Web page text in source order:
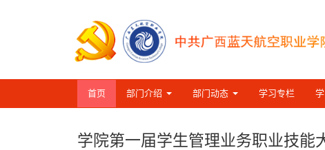
首页 部门介绍 部门动态 学习专栏
学院第一届学生管理业务职业技能